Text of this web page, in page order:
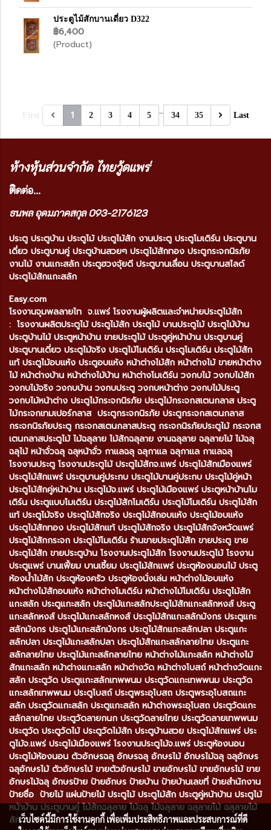
ประตูไม้สักบานเดี่ยว D322
฿6,400
(Product)
1 2 3 4 5 … 34 35 Last
ห้างหุ้นส่วนจำกัด ไทยวู้ดแพร่
ติดต่อ...
ธนพล อุดมภาคสกุล 093-2176123
ประตู ประตูบ้าน ประตูไม้ ประตูไม้สัก งานประตู ประตูโมเดิร์น ประตูบาน
เดี่ยว ประตูบานคู่ ประตูบ้านสวยๆ ประตูไม้สักทอง ประตูกระจกนิรภัย
งานไม้ งานแกะสลัก ประตูฮวงจุ้ยดี ประตูบานเลื่อน ประตูบานสไลด์
ประตูไม้สักแกะสลัก
Easy.com
โรงงานจุมพลลายไท จ.แพร่ โรงงานผู้ผลิตและจำหน่ายประตูไม้สัก
: โรงงานผลิตประตูไม้ ประตูไม้สัก ประตูไม้ บานประตูไม้ ประตูไม้บ้าน
ประตูบ้านไม้ ประตูหน้าบ้าน ขายประตูไม้ ประตูคู่หน้าบ้าน ประตูบานคู่
ประตูบานเดี่ยว ประตูไม้จริง ประตูไม้โมเดิร์น ประตูโมเดิร์น ประตูไม้สัก
แท้ ประตูไม้อบแห้ง ประตูอบแห้ง หน้าต่างไม้สัก หน้าต่างไม้ ขายหน้าต่าง
ไม้ หน้าต่างบ้าน หน้าต่างไม้บ้าน หน้าต่างโมเดิร์น วงกบไม้ วงกบไม้สัก
วงกบไม้จริง วงกบบ้าน วงกบประตู วงกบหน้าต่าง วงกบไม้ประตู
วงกบไม้หน้าต่าง ประตูไม้กระจกนิรภัย ประตูไม้กระจกสเตนกลาส ประตู
ไม้กระจกเทมเปอร์กลาส ประตูกระจกนิรภัย ประตูกระจกสเตนกลาส
กระจกนิรภัยประตู กระจกสเตนกลาสประตู กระจกนิรภัยประตูไม้ กระจกส
เตนกลาสประตูไม้ ไม้ฉลุลาย ไม้สักฉลุลาย งานฉลุลาย ฉลุลายไม้ ไม้ฉลุ
ฉลุไม้ หน้าจั่วฉลุ ฉลุหน้าจั่ว กาแลฉลุ ฉลุกาแล ฉลุกาแล กาแลฉลุ
โรงงานประตู โรงงานประตูไม้ ประตูไม้สักจ.แพร่ ประตูไม้สักเมืองแพร่
ประตูไม้สักแพร่ ประตูบานคู่ประกบ ประตูไม้บานคู่ประกบ ประตูไม้คู่หน้า
ประตูไม้สักคู่หน้าบ้าน ประตูไม้จ.แพร่ ประตูไม้เมืองแพร่ ประตูหน้าบ้านโม
เดิร์น ประตูแบบโมเดิร์น ประตูไม้สักโมเดิร์น ประตูไม้โมเดิร์น ประตูไม้สัก
แท้ ประตูไม้จริง ประตูไม้สักจริง ประตูไม้สักอบแห้ง ประตูไม้อบแห้ง
ประตูไม้สักทอง ประตูไม้สักแท้ ประตูไม้สักจริง ประตูไม้สักจังหวัดแพร่
ประตูไม้สักกระจก ประตูไม้โมเดิร์น ร้านขายประตูไม้สัก ขายประตู ขาย
ประตูไม้สัก ขายประตูบ้าน โรงงานประตูไม้สัก โรงงานประตูไม้ โรงงาน
ประตูแพร่ บานเฟี้ยม บานเซี้ยม ประตูไม้สักแพร่ ประตูห้องนอนไม้ ประตู
ห้องน้ำไม้สัก ประตูห้องครัว ประตูห้องนั่งเล่น หน้าต่างไม้อบแห้ง
หน้าต่างไม้สักอบแห้ง หน้าต่างโมเดิร์น หน้าต่างไม้โมเดิร์น ประตูไม้สัก
แกะสลัก ประตูแกะสลัก ประตูไม้แกะสลักประตูไม้สักแกะสลักหงส์ ประตู
แกะสลักหงส์ ประตูไม้แกะสลักหงส์ ประตูไม้สักแกะสลักมังกร ประตูแกะ
สลักมังกร ประตูไม้แกะสลักมังกร ประตูไม้สักแกะสลักปลา ประตูแกะ
สลักปลา ประตูไม้แกะสลักปลา ประตูไม้สักแกะสลักลายไทย ประตูแกะ
สลักลายไทย ประตูไม้แกะสลักลายไทย หน้าต่างไม้แกะสลัก หน้าต่างไม้
สักแกะสลัก หน้าต่างแกะสลัก หน้าต่างวัด หน้าต่างโบสถ์ หน้าต่างวัดแกะ
สลัก ประตูวัด ประตูแกะสลักเทพพนม ประตูวัดแกะเทพพนม ประตูวัด
แกะสลักเทพพนม ประตูโบสถ์ ประตูพระอุโบสถ ประตูพระอุโบสถแกะ
สลัก ประตูวัดแกะสลัก ประตูแกะสลัก หน้าต่างพระอุโบสถ ประตูวัดแกะ
สลักลายไทย ประตูวัดลายกนก ประตูวัดลายไทย ประตูวัดลายเทพพนม
ประตูวัด ประตูวัดไม้ ประตูวัดไม้สัก ประตูบ้านสวย ประตูไม้สักแพร่ ประ
ตูไม้จ.แพร่ ประตูไม้เมืองแพร่ โรงงานประตูไม้จ.แพร่ ประตูห้องนอน
ประตูไม้ห้องนอน ตัวอักษรฉลุ อักษรฉลุ อักษรไม้ อักษรไม้ฉลุ ฉลุอักษร
ฉลุอักษรไม้ ตัวอักษรไม้ ขายตัวอักษรไม้ ขายอักษรไม้ ขายอักษรไม้ ขาย
อักษรไม้ฉลุ อักษรป้าย ป้ายอักษร ป้ายบ้าน ป้ายบ้านเลขที่ ป้ายสำนักงาน
ป้ายชื่อ ป้ายไม้ แผ่นป้ายไม้ ประตูไม้ ประตูไม้สัก ประตูคู่หน้าบ้าน ประตูไม้
หน้าบ้าน ประตูบานคู่ ไม้สักฉลุลาย ไม้ฉลุ ไม้ฉลุลาย ฉลุลายไม้ ฉลุลายไม้
สักเว็บไซต์นี้มีการใช้งานคุกกี้ เพื่อเพิ่มประสิทธิภาพและประสบการณ์ที่ดี